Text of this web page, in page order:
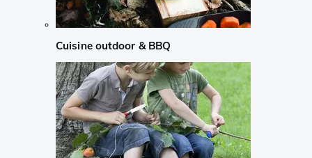
Cuisine outdoor & BBQ